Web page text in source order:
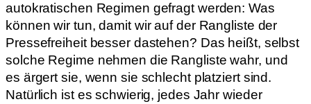
autokratischen Regimen gefragt werden: Was
können wir tun, damit wir auf der Rangliste der
Pressefreiheit besser dastehen? Das heißt, selbst
solche Regime nehmen die Rangliste wahr, und
es ärgert sie, wenn sie schlecht platziert sind.
Natürlich ist es schwierig, jedes Jahr wieder